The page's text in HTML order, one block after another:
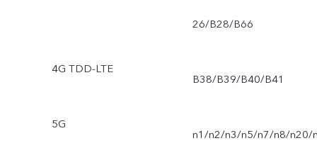
26/B28/B66
4G TDD-LTE
B38/B39/B40/B41
5G
n1/n2/n3/n5/n7/n8/n20/